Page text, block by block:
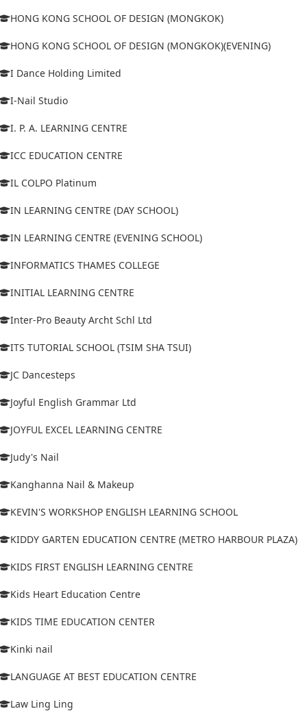
HONG KONG SCHOOL OF DESIGN (MONGKOK)
HONG KONG SCHOOL OF DESIGN (MONGKOK)(EVENING)
I Dance Holding Limited
I-Nail Studio
I. P. A. LEARNING CENTRE
ICC EDUCATION CENTRE
IL COLPO Platinum
IN LEARNING CENTRE (DAY SCHOOL)
IN LEARNING CENTRE (EVENING SCHOOL)
INFORMATICS THAMES COLLEGE
INITIAL LEARNING CENTRE
Inter-Pro Beauty Archt Schl Ltd
ITS TUTORIAL SCHOOL (TSIM SHA TSUI)
JC Dancesteps
Joyful English Grammar Ltd
JOYFUL EXCEL LEARNING CENTRE
Judy's Nail
Kanghanna Nail & Makeup
KEVIN'S WORKSHOP ENGLISH LEARNING SCHOOL
KIDDY GARTEN EDUCATION CENTRE (METRO HARBOUR PLAZA)
KIDS FIRST ENGLISH LEARNING CENTRE
Kids Heart Education Centre
KIDS TIME EDUCATION CENTER
Kinki nail
LANGUAGE AT BEST EDUCATION CENTRE
Law Ling Ling